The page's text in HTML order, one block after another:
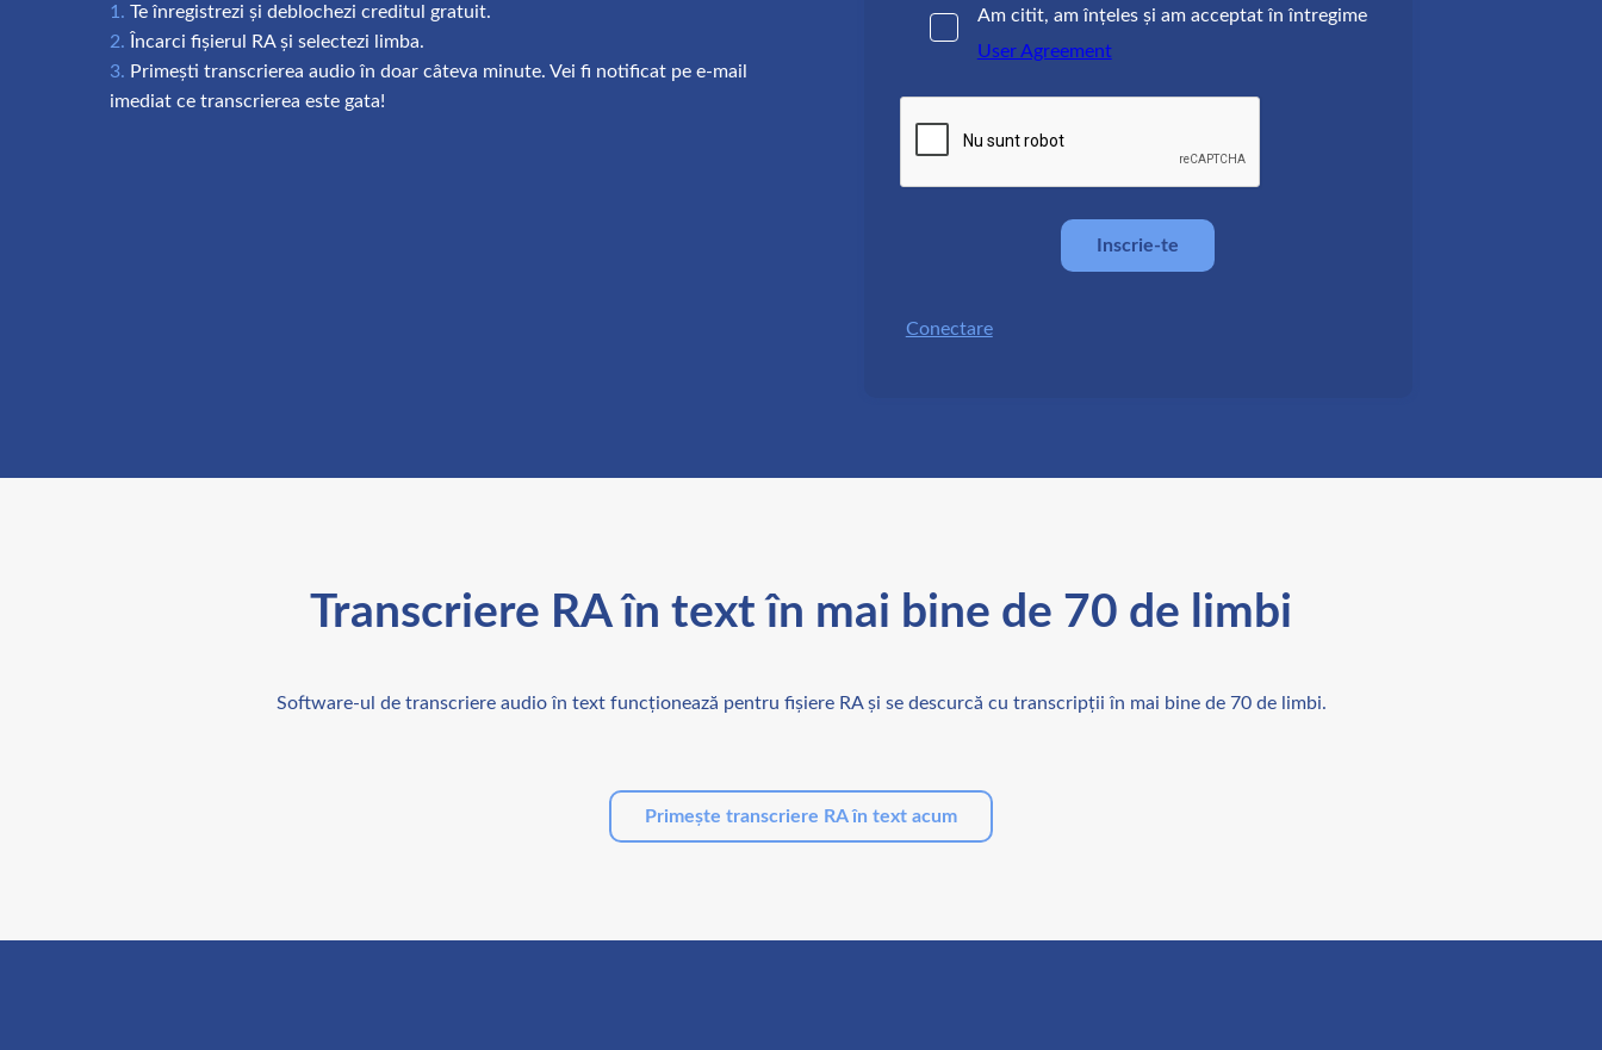
Am citit, am înțeles și am acceptat în întregime
User Agreement
Conectare
Te înregistrezi și deblochezi creditul gratuit.
Încarci fișierul RA și selectezi limba.
Primești transcrierea audio în doar câteva minute. Vei fi notificat pe e-mail
imediat ce transcrierea este gata!
Transcriere RA în text în mai bine de 70 de limbi
Software-ul de transcriere audio în text funcționează pentru fișiere RA și se descurcă cu transcripții în mai bine de 70 de limbi.
Primește transcriere RA în text acum